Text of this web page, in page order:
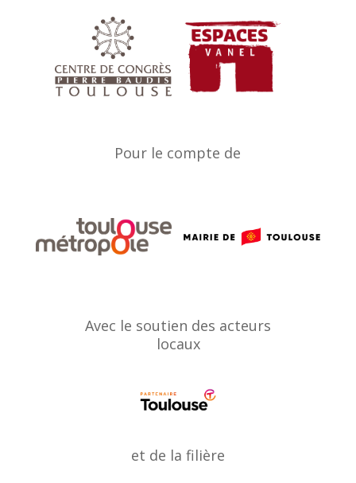
Pour le compte de
Avec le soutien des acteurs
locaux
et de la filière